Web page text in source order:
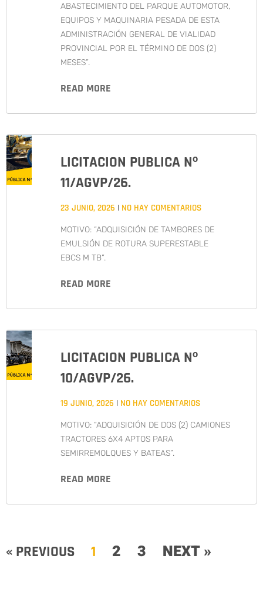
ABASTECIMIENTO DEL PARQUE AUTOMOTOR,
EQUIPOS Y MAQUINARIA PESADA DE ESTA
ADMINISTRACIÓN GENERAL DE VIALIDAD
PROVINCIAL POR EL TÉRMINO DE DOS (2)
MESES”.
READ MORE
LICITACION PUBLICA Nº
11/AGVP/26.
23 JUNIO, 2026 NO HAY COMENTARIOS
MOTIVO: “ADQUISICIÓN DE TAMBORES DE
EMULSIÓN DE ROTURA SUPERESTABLE
EBCS M TB”.
READ MORE
LICITACION PUBLICA Nº
10/AGVP/26.
19 JUNIO, 2026 NO HAY COMENTARIOS
MOTIVO: “ADQUISICIÓN DE DOS (2) CAMIONES
TRACTORES 6X4 APTOS PARA
SEMIRREMOLQUES Y BATEAS”.
READ MORE
« PREVIOUS 1 2 3 NEXT »